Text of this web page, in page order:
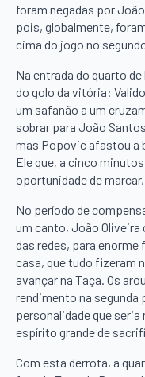
foram negadas por
pois, globalmente,
cima do jogo no
Na entrada do quarto
do golo da vitória:
um safanão a um
sobrar para João
mas Popovic afastou a
Ele que, a cinco
oportunidade de
No período de
um canto, João Oliveira
das redes, para enorme
casa, que tudo fizeram
avançar na Taça. Os
rendimento na segunda
personalidade que
espírito grande de
Com esta derrota, a